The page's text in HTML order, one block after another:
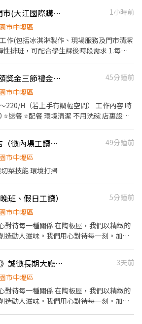
餐飲內場： ．擔任廚師的助手，處理烹飪
他餐廳相關事務。 ．負責洗、剝、削、
工作環境、設備和餐具。 ．準備不同餐點
量食材的容量與重量。 ．負責擺盤、打包
門市時薪人員-中園門市(大江國際購物中心)
1小時前
市中壢區
作(包括冰淇淋製作、現場服務及門市清潔
與倫比的冰淇淋體驗 1.新進學習訓練(教室
(時薪娛樂經理培訓課程) 【福利】
，規劃員工福利讓夥伴和公司一起成長 1.
團保(意外險)、職災保險、退休金提撥6%
日福利、三節禮金(品)、福委會福利
內壢晚班➕假日班高額獎金三節禮金牛肉麵
45分鐘前
市中壢區
（若上手有調幅空間） 工作內容 時
東街日本料理-青埔店（徵內場工讀早、晚班）
49分鐘前
市中壢區
菜技能 環境打掃
班、假日工讀）
5分鐘前
市中壢區
對待每一種關係 在陶板屋，我們以精緻的
造動人滋味。我們用心對待每一刻。加入
訊息通知廚房做
務。 於顧客用餐完畢後，負
打
《陶板屋中壢中山店》誠徵長期大廳計時
3天前
市中壢區
對待每一種關係 在陶板屋，我們以精緻的
造動人滋味。我們用心對待每一刻。加入